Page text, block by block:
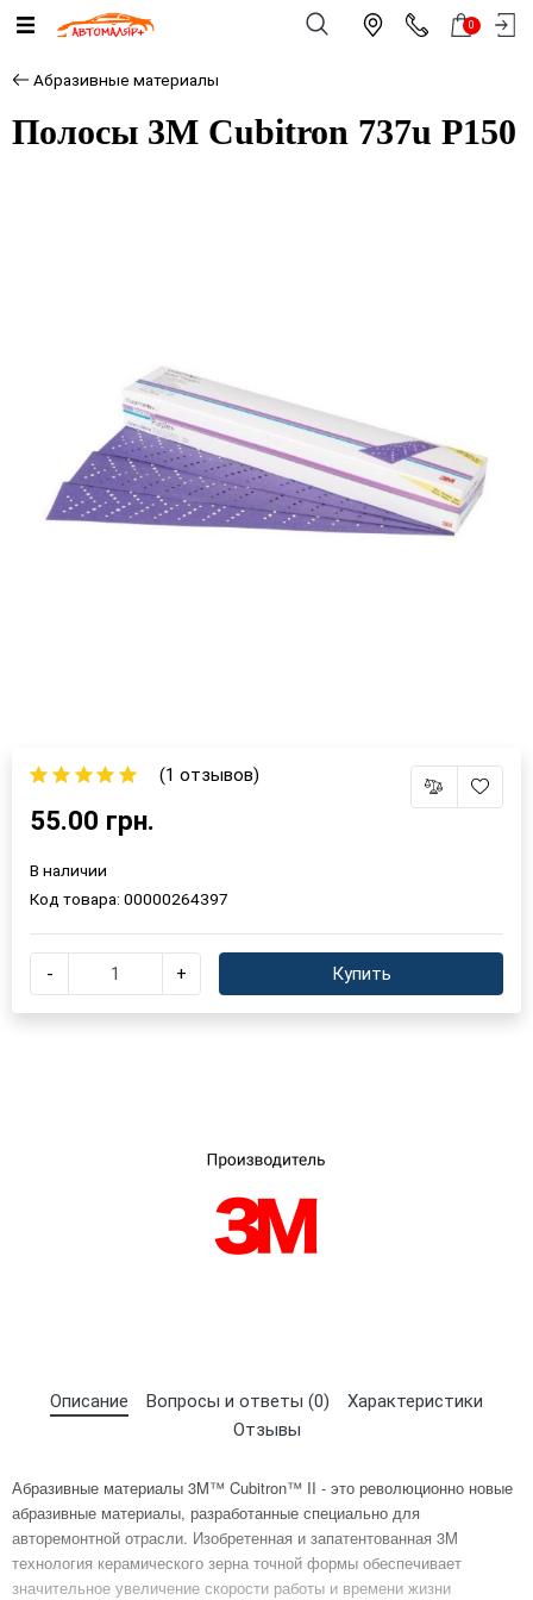
0
Абразивные материалы
Полосы 3M Cubitron 737u Р150
Выберите язык магазина
UA RU
Описание Вопросы и ответы (0)
Характеристики
Отзывы
Абразивные материалы 3M™ Cubitron™ II - это революционно новые
абразивные материалы, разработанные специально для
авторемонтной отрасли. Изобретенная и запатентованная 3M
технология керамического зерна точной формы обеспечивает
значительное увеличение скорости работы и времени жизни
(1 отзывов)
55.00 грн.
В наличии
Код товара: 00000264397
- + Купить